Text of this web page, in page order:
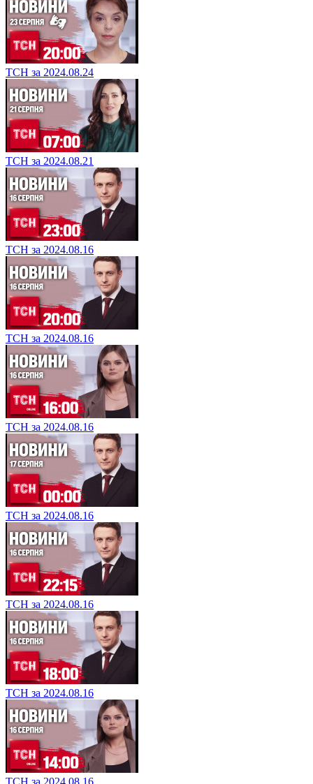
ТСН за 2024.08.24
ТСН за 2024.08.21
ТСН за 2024.08.16
ТСН за 2024.08.16
ТСН за 2024.08.16
ТСН за 2024.08.16
ТСН за 2024.08.16
ТСН за 2024.08.16
ТСН за 2024.08.16